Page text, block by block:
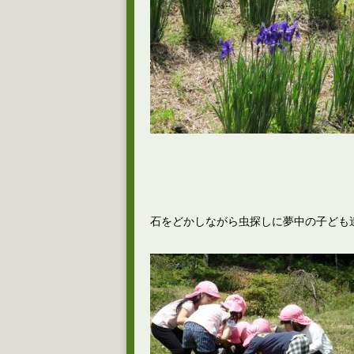
石をどかしながら虫探しに夢中の子ども